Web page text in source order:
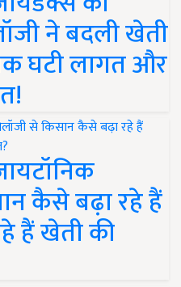
ने बदली खेती
घटी लागत और
कैसे बढ़ा रहे हैं
हैं खेती की